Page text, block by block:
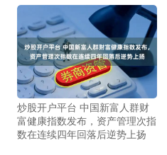
炒股开户平台 中国新富人群财
富健康指数发布，资产管理次指
数在连续四年回落后逆势上扬